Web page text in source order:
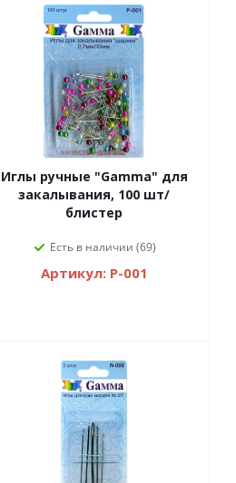
Иглы ручные "Gamma" для
закалывания, 100 шт/
блистер
Есть в наличии (69)
Артикул: P-001